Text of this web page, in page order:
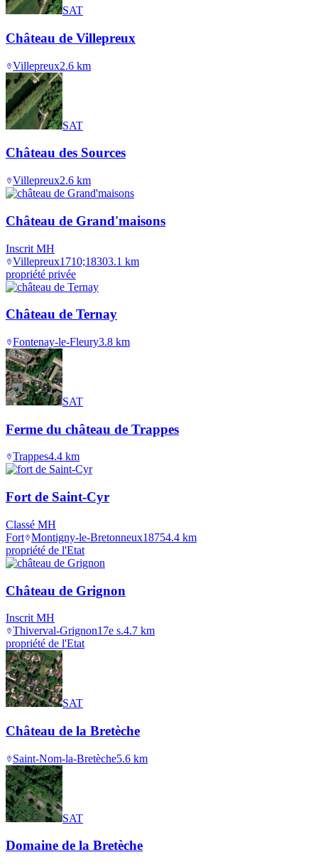
SAT
Château de Villepreux
Villepreux2.6 km
SAT
Château des Sources
Villepreux2.6 km
Château de Grand'maisons
Inscrit MH
Villepreux1710;18303.1 km
propriété privée
Château de Ternay
Fontenay-le-Fleury3.8 km
SAT
Ferme du château de Trappes
Trappes4.4 km
Fort de Saint-Cyr
Classé MH
Fort Montigny-le-Bretonneux18754.4 km
propriété de l'Etat
Château de Grignon
Inscrit MH
Thiverval-Grignon17e s.4.7 km
propriété de l'Etat
SAT
Château de la Bretèche
Saint-Nom-la-Bretèche5.6 km
SAT
Domaine de la Bretèche